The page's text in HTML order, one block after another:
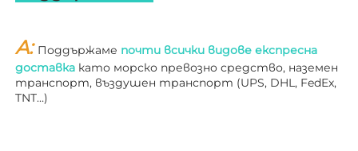
A: Поддържаме почти всички видове експресна
доставка като морско превозно средство, наземен
транспорт, въздушен транспорт (UPS, DHL, FedEx,
TNT…)